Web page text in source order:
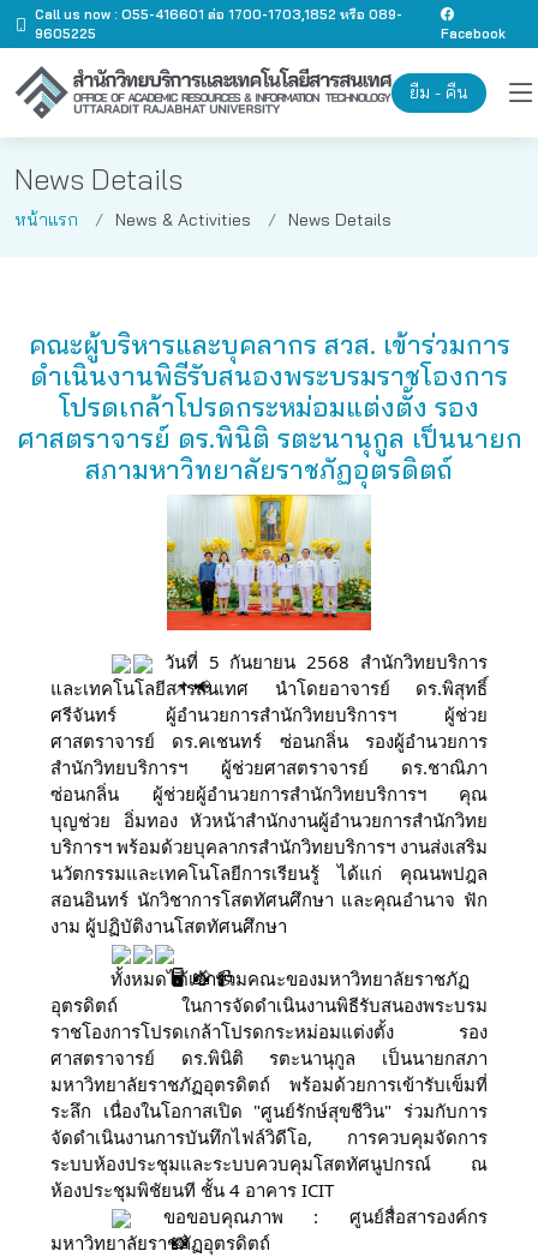
Call us now : O55-416601 ต่อ 1700-1703,1852 หรือ 089-
9605225
Facebook
ยืม - คืน
News Details
หน้าแรก News & Activities News Details
คณะผู้บริหารและบุคลากร สวส. เข้าร่วมการ
ดำเนินงานพิธีรับสนองพระบรมราชโองการ
โปรดเกล้าโปรดกระหม่อมแต่งตั้ง รอง
ศาสตราจารย์ ดร.พินิติ รตะนานุกูล เป็นนายก
สภามหาวิทยาลัยราชภัฏอุตรดิตถ์
วันที่ 5 กันยายน 2568 สำนักวิทยบริการ
และเทคโนโลยีสารสนเทศ นำโดยอาจารย์ ดร.พิสุทธิ์
ศรีจันทร์ ผู้อำนวยการสำนักวิทยบริการฯ ผู้ช่วย
ศาสตราจารย์ ดร.คเชนทร์ ซ่อนกลิ่น รองผู้อำนวยการ
สำนักวิทยบริการฯ ผู้ช่วยศาสตราจารย์ ดร.ชาณิภา
ซ่อนกลิ่น ผู้ช่วยผู้อำนวยการสำนักวิทยบริการฯ คุณ
บุญช่วย อิ่มทอง หัวหน้าสำนักงานผู้อำนวยการสำนักวิทย
บริการฯ พร้อมด้วยบุคลากรสำนักวิทยบริการฯ งานส่งเสริม
นวัตกรรมและเทคโนโลยีการเรียนรู้ ได้แก่ คุณนพปฎล
สอนอินทร์ นักวิชาการโสตทัศนศึกษา และคุณอำนาจ ฟัก
งาม ผู้ปฏิบัติงานโสตทัศนศึกษา
ทั้งหมดได้เข้าร่วมคณะของมหาวิทยาลัยราชภัฏ
อุตรดิตถ์ ในการจัดดำเนินงานพิธีรับสนองพระบรม
ราชโองการโปรดเกล้าโปรดกระหม่อมแต่งตั้ง รอง
ศาสตราจารย์ ดร.พินิติ รตะนานุกูล เป็นนายกสภา
มหาวิทยาลัยราชภัฏอุตรดิตถ์ พร้อมด้วยการเข้ารับเข็มที่
ระลึก เนื่องในโอกาสเปิด "ศูนย์รักษ์สุขชีวิน" ร่วมกับการ
จัดดำเนินงานการบันทึกไฟล์วิดีโอ, การควบคุมจัดการ
ระบบห้องประชุมและระบบควบคุมโสตทัศนูปกรณ์ ณ
ห้องประชุมพิชัยนที ชั้น 4 อาคาร ICIT
ขอขอบคุณภาพ : ศูนย์สื่อสารองค์กร
มหาวิทยาลัยราชภัฏอุตรดิตถ์